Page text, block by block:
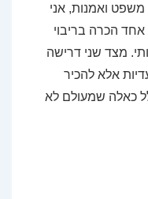
ואמנות, אני
אחד הכרה בריבוי
מצד שני דרישה
אלא להכיר
כאלה שמעולם לא